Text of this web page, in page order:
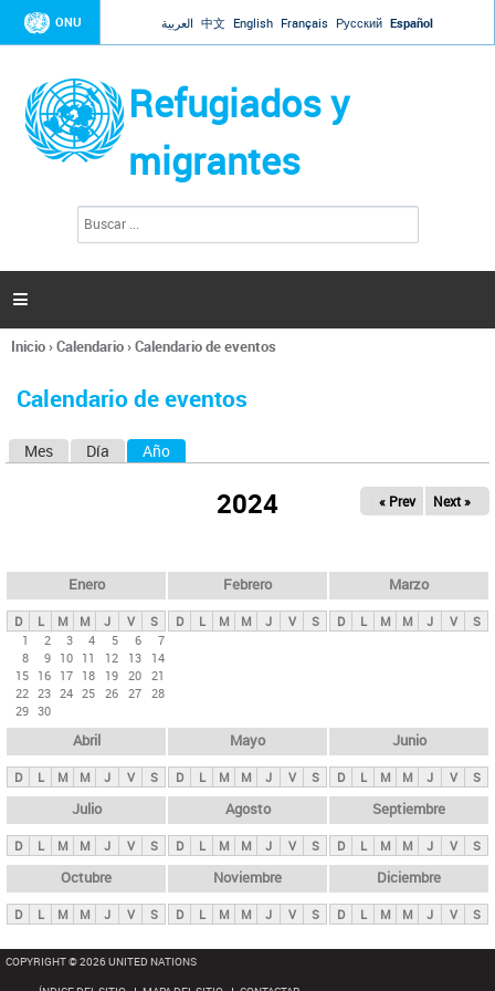
Jump to navigation
ONU العربية 中文 English Français Русский Español
Refugiados y
migrantes
l
d
s

Se
usted
Inicio›Calendario›Calendario de eventos
Calendario de eventos
s
p
n
i
p
a
l
s
Mes Día Año
2024 « Prev Next »
Enero
D L M M J V
S
1
2 3 4 5 6
7
8
9 10 11 12 13
14
15 16 17 18 19 20 21
22 23 24 25 26 27 28
29 30
Febrero
D L M M J V S
Marzo
D L M M J V S
Abril
D L M M J V S
Mayo
D L M M J V S
Junio
D L M M J V S
Julio
D L M M J V S
Agosto
D L M M J V S
Septiembre
D L M M J V S
Octubre
D L M M J V S
Noviembre
D L M M J V S
Diciembre
D L M M J V S
COPYRIGHT © 2026 UNITED NATIONS